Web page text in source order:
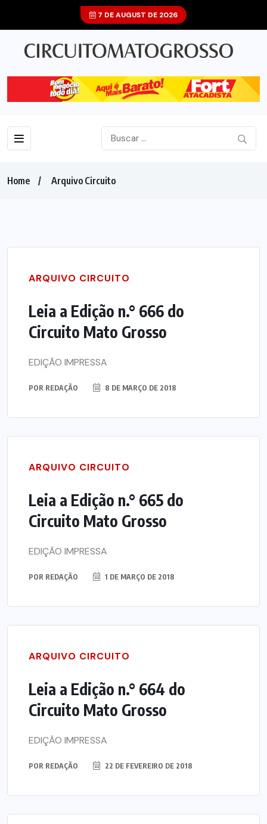
7 DE AUGUST DE 2026
Home Arquivo Circuito
ARQUIVO CIRCUITO
Leia a Edição n.° 666 do
Circuito Mato Grosso
EDIÇÃO IMPRESSA
POR REDAÇÃO 8 DE MARÇO DE 2018
ARQUIVO CIRCUITO
Leia a Edição n.° 665 do
Circuito Mato Grosso
EDIÇÃO IMPRESSA
POR REDAÇÃO 1 DE MARÇO DE 2018
ARQUIVO CIRCUITO
Leia a Edição n.° 664 do
Circuito Mato Grosso
EDIÇÃO IMPRESSA
POR REDAÇÃO 22 DE FEVEREIRO DE 2018